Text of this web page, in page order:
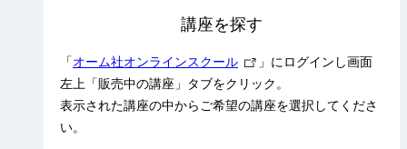
講座を探す
「 オーム社オンラインスクール
外
部
リ
」にログインし画面
左上「販売中の講座」タブをクリック。
表示された講座の中からご希望の講座を選択してくださ
い。